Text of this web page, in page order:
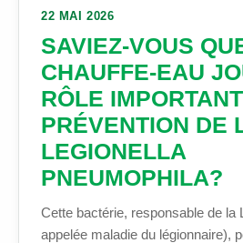
22 MAI 2026
SAVIEZ-VOUS
CHAUFFE-EAU
RÔLE
PRÉVENTION DE
LEGIONELLA
PNEUMOPHILA?
Cette bactérie, responsable de la
appelée maladie du légionnaire),